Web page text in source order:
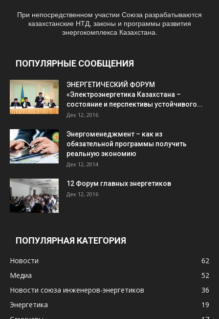
При непосредственном участии Союза разрабатываются
казахстанские НТД, законы и программы развития
энергокомплекса Казахстана.
ПОПУЛЯРНЫЕ СООБЩЕНИЯ
ЭНЕРГЕТИЧЕСКИЙ ФОРУМ
«Электроэнергетика Казахстана –
состояние и перспективы устойчивого...
Дек 12, 2016
Энергоменеджмент – как из
обязательной программы получить
реальную экономию
Дек 12, 2014
12 Форум главных энергетиков
Дек 12, 2016
ПОПУЛЯРНАЯ КАТЕГОРИЯ
Новости
62
Медиа
52
Новости союза инженеров-энергетиков
36
Энергетика
19